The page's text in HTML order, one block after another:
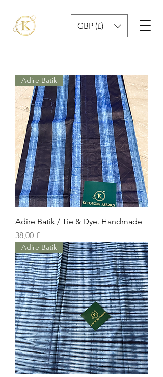
GBP (£)
Adire Batik
Adire Batik / Tie & Dye. Handmade
Prezzo
38,00 £
Adire Batik